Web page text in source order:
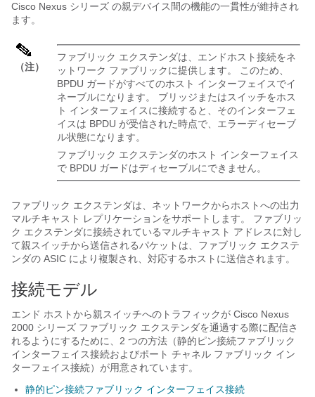
Cisco Nexus シリーズ の親デバイス間の機能の一貫性が維持され
ます。
（注）
ファブリック エクステンダは、エンドホスト接続をネ
ットワーク ファブリックに提供します。 このため、
BPDU ガードがすべてのホスト インターフェイスでイ
ネーブルになります。 ブリッジまたはスイッチをホス
ト インターフェイスに接続すると、そのインターフェ
イスは BPDU が受信された時点で、エラーディセーブ
ル状態になります。
ファブリック エクステンダのホスト インターフェイス
で BPDU ガードはディセーブルにできません。
ファブリック エクステンダは、ネットワークからホストへの出力
マルチキャスト レプリケーションをサポートします。 ファブリッ
ク エクステンダに接続されているマルチキャスト アドレスに対し
て親スイッチから送信されるパケットは、 ファブリック エクステ
ンダの ASIC により複製され、対応するホストに送信されます。
接続モデル
エンド ホストから親スイッチへのトラフィックが Cisco Nexus
2000 シリーズ ファブリック エクステンダを通過する際に配信さ
れるようにするために、2 つの方法（静的ピン接続ファブリック
インターフェイス接続およびポート チャネル ファブリック イン
ターフェイス接続）が用意されています。
静的ピン接続ファブリック インターフェイス接続